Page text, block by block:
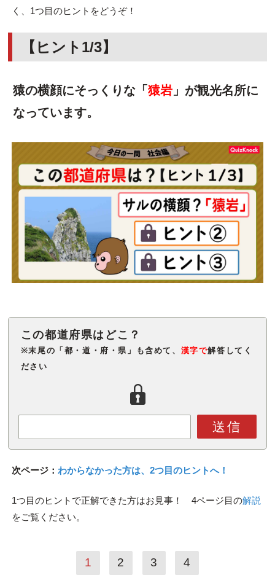
く、1つ目のヒントをどうぞ！
【ヒント1/3】
猿の横顔にそっくりな「猿岩」が観光名所に
なっています。
※末尾の「都・道・府・県」も含めて、 漢字で解答してく
ださい
送信
次ページ： わからなかった方は、2つ目のヒントへ！
1つ目のヒントで正解できた方はお見事！ 4ページ目の解説
をご覧ください。
1 2 3 4